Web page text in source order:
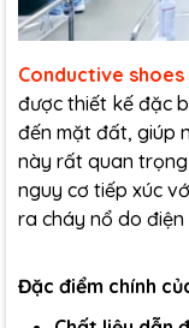
Conductive shoes
được thiết kế đặc
đến mặt đất, giúp
này rất quan
nguy cơ tiếp xúc
ra cháy nổ do điện
Đặc điểm chính